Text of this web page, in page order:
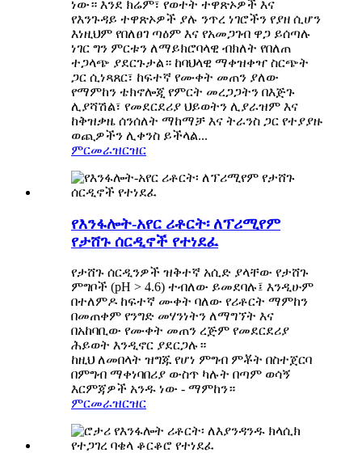
ነው። እንደ ክሬም፣ የወተት ተዋጽኦዎች እና
የእንጉዳይ ተዋጽኦዎች ያሉ ንጥረ ነገሮችን የያዘ ሲሆን
እነዚህም የበለፀገ ጣዕም እና የአመጋገብ ዋጋ ይሰጣሉ
ነገር ግን ምርቱን ለማይክሮባላዊ ብክለት የበለጠ
ተጋላጭ ያደርጉታል። ከባህላዊ ማቀዝቀዣ ስርጭት
ጋር ሲነጻጸር፣ ከፍተኛ የሙቀት መጠን ያለው
የማምከን ቴክኖሎጂ የምርት መረጋጋትን በእጅጉ
ሊያሻሽል፣ የመደርደሪያ ህይወትን ሊያራዝም እና
ከቅዝቃዜ ሰንሰለት ማከማቻ እና ትራንስ ጋር የተያያዙ
ወጪዎችን ሊቀንስ ይችላል...
ምርመራዝርዝር
የእንፋሎት-አየር ሪቶርት፡ ለፕሪሚየም
የታሸጉ ሰርዲኖች የተነደፈ
የታሸጉ ሰርዲንዎች ዝቅተኛ አሲድ ያላቸው የታሸጉ
ምግቦች (pH > 4.6) ተብለው ይመደባሉ፤ እንዲሁም
በተለምዶ ከፍተኛ ሙቀት ባለው የሪቶርት ማምከን
በመጠቀም የንግድ መሃንነትን ለማግኘት እና
በአከባቢው የሙቀት መጠን ረጅም የመደርደሪያ
ሕይወት እንዲኖር ያደርጋሉ።
ከዚህ ለመበላት ዝግጁ የሆነ ምግብ ምቾት በስተጀርባ
በምግብ ማቀነባበሪያ ውስጥ ካሉት በጣም ወሳኝ
እርምጃዎች አንዱ ነው - ማምከን።
ምርመራዝርዝር